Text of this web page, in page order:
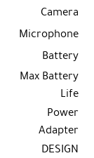
Camera
Microphone
Battery
Max Battery
Life
Power
Adapter
DESIGN